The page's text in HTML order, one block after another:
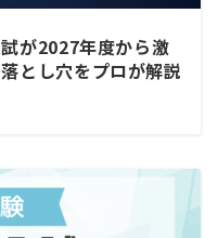
が2027年度から激
とし穴をプロが解説